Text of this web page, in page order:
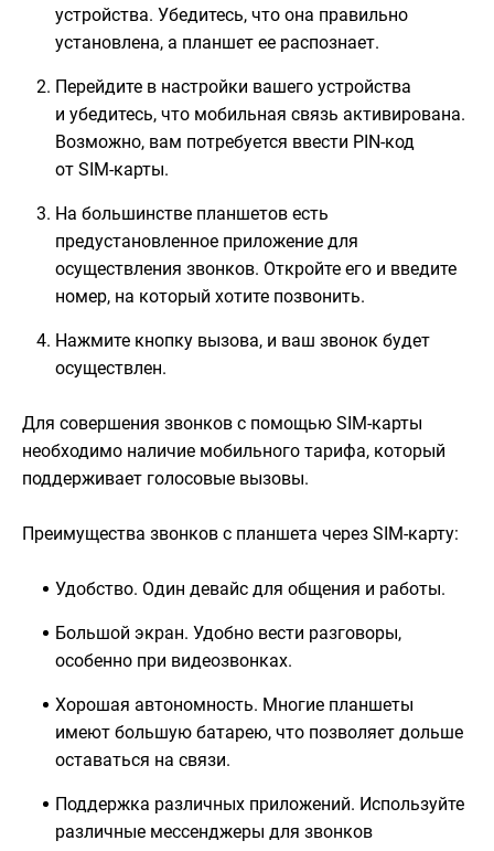
устройства. Убедитесь, что она правильно
установлена, а планшет ее распознает.
Перейдите в настройки вашего устройства
и убедитесь, что мобильная связь активирована.
Возможно, вам потребуется ввести PIN-код
от SIM-карты.
На большинстве планшетов есть
предустановленное приложение для
осуществления звонков. Откройте его и введите
номер, на который хотите позвонить.
Нажмите кнопку вызова, и ваш звонок будет
осуществлен.
Для совершения звонков с помощью SIM-карты
необходимо наличие мобильного тарифа, который
поддерживает голосовые вызовы.
Преимущества звонков с планшета через SIM-карту:
Удобство. Один девайс для общения и работы.
Большой экран. Удобно вести разговоры,
особенно при видеозвонках.
Хорошая автономность. Многие планшеты
имеют большую батарею, что позволяет дольше
оставаться на связи.
Поддержка различных приложений. Используйте
различные мессенджеры для звонков